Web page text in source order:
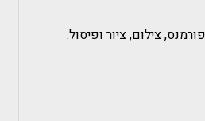
צילום, ציור ופיסול.